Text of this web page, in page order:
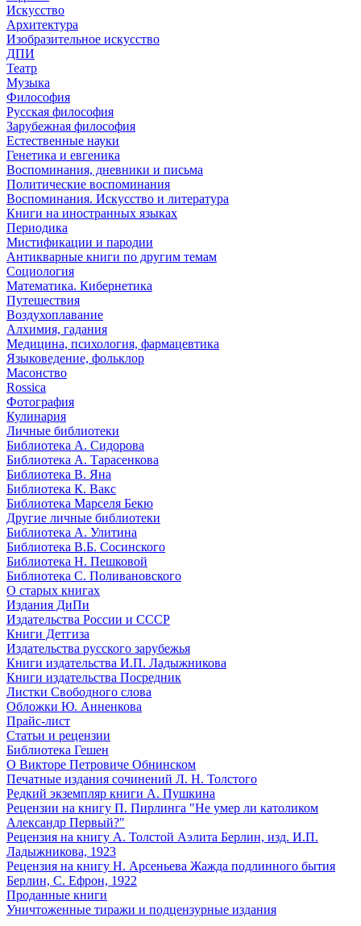
Искусство
Архитектура
Изобразительное искусство
ДПИ
Театр
Музыка
Философия
Русская философия
Зарубежная философия
Естественные науки
Генетика и евгеника
Воспоминания, дневники и письма
Политические воспоминания
Воспоминания. Искусство и литература
Книги на иностранных языках
Периодика
Мистификации и пародии
Антикварные книги по другим темам
Социология
Математика. Кибернетика
Путешествия
Воздухоплавание
Алхимия, гадания
Медицина, психология, фармацевтика
Языковедение, фольклор
Масонство
Rossica
Фотография
Кулинария
Личные библиотеки
Библиотека А. Сидорова
Библиотека А. Тарасенкова
Библиотека В. Яна
Библиотека К. Вакс
Библиотека Марселя Бекю
Другие личные библиотеки
Библиотека А. Улитина
Библиотека В.Б. Сосинского
Библиотека Н. Пешковой
Библиотека С. Поливановского
О старых книгах
Издания ДиПи
Издательства России и СССР
Книги Детгиза
Издательства русского зарубежья
Книги издательства И.П. Ладыжникова
Книги издательства Посредник
Листки Свободного слова
Обложки Ю. Анненкова
Прайс-лист
Статьи и рецензии
Библиотека Гешен
О Викторе Петровиче Обнинском
Печатные издания сочинений Л. Н. Толстого
Редкий экземпляр книги А. Пушкина
Рецензии на книгу П. Пирлинга "Не умер ли католиком
Александр Первый?"
Рецензия на книгу А. Толстой Аэлита Берлин, изд. И.П.
Ладыжникова, 1923
Рецензия на книгу Н. Арсеньева Жажда подлинного бытия
Берлин, С. Ефрон, 1922
Проданные книги
Уничтоженные тиражи и подцензурные издания